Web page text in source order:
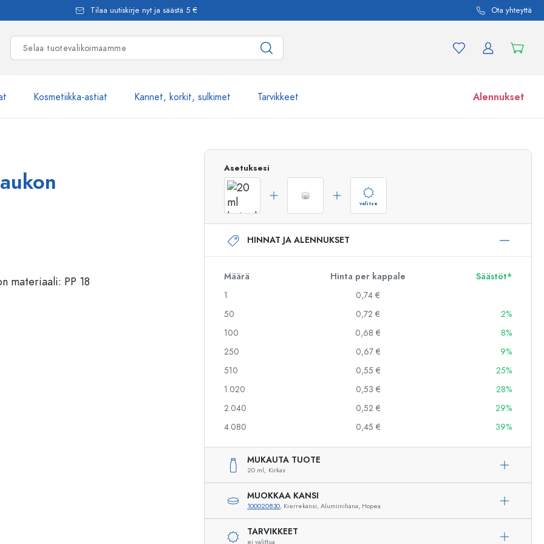
Tilaa uutiskirje nyt ja säästä 5 € Ota yhteyttä
Kosmetiikka-astiat Kannet, korkit, sulkimet Tarvikkeet Alennukset
Airless-pumppupullot
Roll-on-pullot
Puristuspullot
Säilytyspullot
Kuviopainetut pullot
Joulupullot
Koristeelliset pullot
Sylinteripullot
Käymisastiat
Lasipurkit
Tutustu nyt
Osta nyt
Asetuksesi
valitse
HINNAT JA ALENNUKSET
Määrä Hinta per kappale
Säästöt*
1
0,74 €
50
0,72 €
2%
100
0,68 €
8%
250
0,67 €
9%
510
0,55 €
25%
1.020
0,53 €
28%
2.040
0,52 €
29%
4.080
0,45 € 39%
MUKAUTA TUOTE
20 ml, Kirkas
MUOKKAA KANSI
100020830, Kierrekansi, Alumiinihana, Hopea
TARVIKKEET
ei valittua